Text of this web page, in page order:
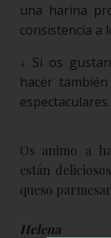
una harina
consistencia a
↓ Si os
hacer
espectaculares.
Os animo a
están
queso
Helena